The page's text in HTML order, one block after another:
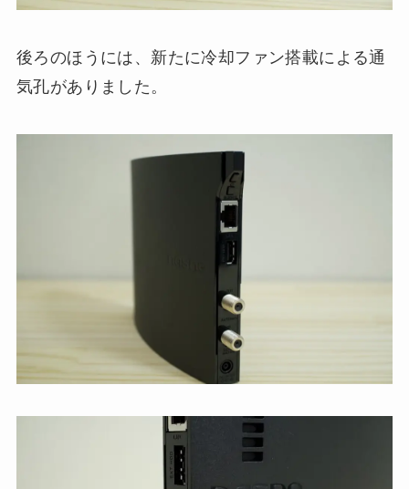
後ろのほうには、新たに冷却ファン搭載による通
気孔がありました。